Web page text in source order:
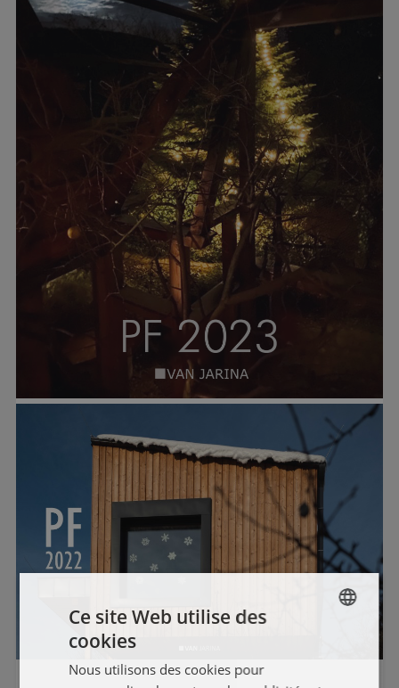
Ce site Web utilise des
cookies
Nous utilisons des cookies pour